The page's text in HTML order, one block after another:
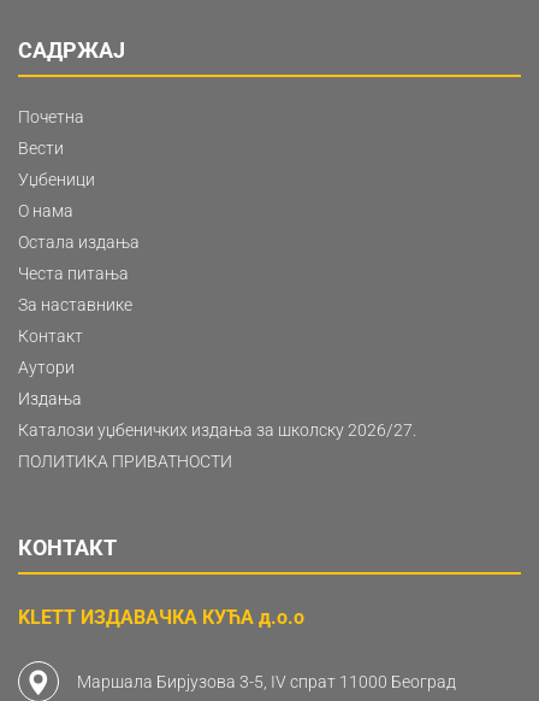
САДРЖАЈ
Почетна
Вести
Уџбеници
О нама
Остала издања
Честа питања
За наставнике
Контакт
Аутори
Издања
Каталози уџбеничких издања за школску 2026/27.
ПОЛИТИКА ПРИВАТНОСТИ
КОНТАКТ
KLETT ИЗДАВАЧКА КУЋА д.о.о
Маршала Бирјузова 3-5, IV спрат 11000 Београд